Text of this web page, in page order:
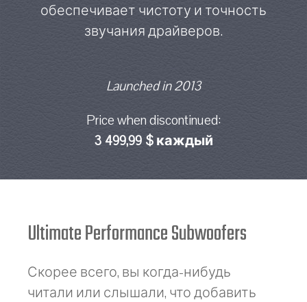
обеспечивает чистоту и точность
звучания драйверов.
Launched in 2013
Price when discontinued:
3 499,99 $ каждый
Ultimate Performance Subwoofers
Скорее всего, вы когда-нибудь
читали или слышали, что добавить